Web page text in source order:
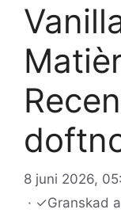
8 juni 2026,
· ✓Granskad